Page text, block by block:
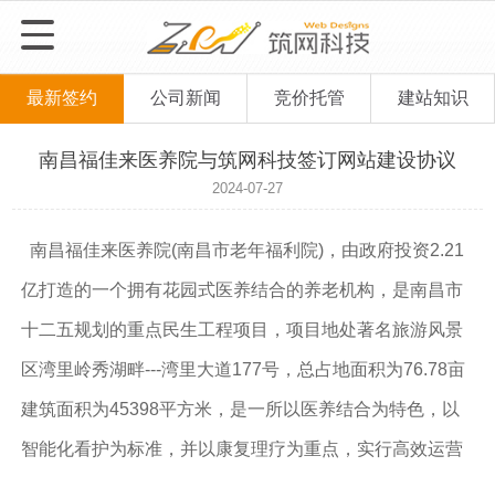
最新签约 公司新闻 竞价托管 建站知识
南昌福佳来医养院与筑网科技签订网站建设协议
2024-07-27
南昌福佳来医养院(南昌市老年福利院)，由政府投资2.21
亿打造的一个拥有花园式医养结合的养老机构，是南昌市
十二五规划的重点民生工程项目，项目地处著名旅游风景
区湾里岭秀湖畔---湾里大道177号，总占地面积为76.78亩
建筑面积为45398平方米，是一所以医养结合为特色，以
智能化看护为标准，并以康复理疗为重点，实行高效运营